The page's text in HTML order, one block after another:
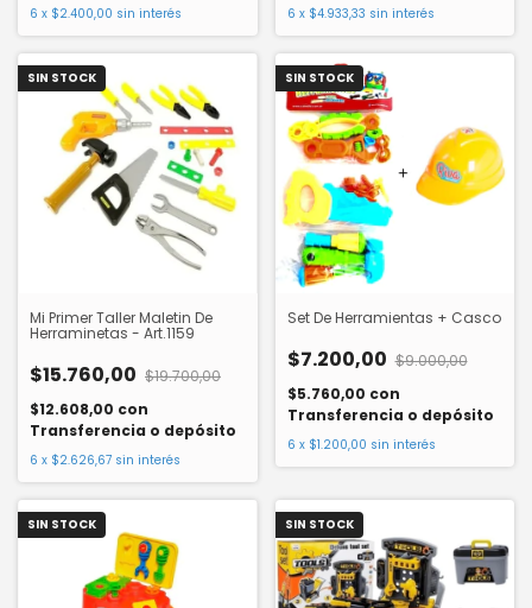
6 x $2.400,00 sin interés 6 x $4.933,33 sin interés
SIN STOCK
Mi Primer Taller Maletin De
Herraminetas - Art.1159
$15.760,00 $19.700,00
$12.608,00 con
Transferencia o depósito
6 x $2.626,67 sin interés
SIN STOCK
Set De Herramientas + Casco
$7.200,00 $9.000,00
$5.760,00 con
Transferencia o depósito
6 x $1.200,00 sin interés
SIN STOCK SIN STOCK